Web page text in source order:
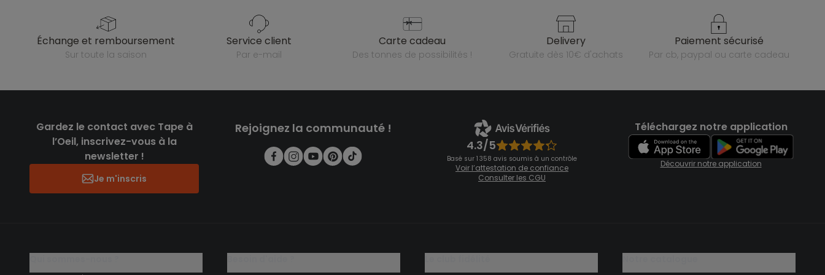
échange et remboursement
sur toute la saison
service client
par e-mail
carte cadeau
des tonnes de possibilités !
delivery
gratuite dès 10€ d'achats
paiement sécurisé
par cb, paypal ou carte cadeau
Gardez le contact avec Tape à
l’Oeil, inscrivez-vous à la
newsletter !
Je m'inscris
Rejoignez la communauté !
4.3/5
Basé sur 1 358 avis soumis à un contrôle
Voir l’attestation de confiance
Consulter les CGU
Téléchargez notre application
Découvrir notre application